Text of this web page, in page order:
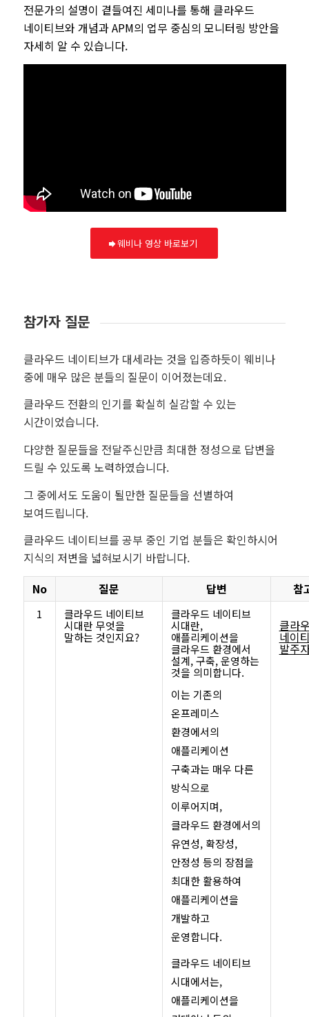
전문가의 설명이 곁들여진 세미나를 통해 클라우드
네이티브와 개념과 APM의 업무 중심의 모니터링 방안을
자세히 알 수 있습니다.
웨비나 영상 바로보기
참가자 질문
클라우드 네이티브가 대세라는 것을 입증하듯이 웨비나
중에 매우 많은 분들의 질문이 이어졌는데요.
클라우드 전환의 인기를 확실히 실감할 수 있는
시간이었습니다.
다양한 질문들을 전달주신만큼 최대한 정성으로 답변을
드릴 수 있도록 노력하였습니다.
그 중에서도 도움이 될만한 질문들을 선별하여
보여드립니다.
클라우드 네이티브를 공부 중인 기업 분들은 확인하시어
지식의 저변을 넓혀보시기 바랍니다.
No
질문 답변 참
1
클라우드 네이티브
시대란 무엇을
말하는 것인지요?
클라우드 네이티브
시대란,
애플리케이션을
클라우드 환경에서
설계, 구축, 운영하는
것을 의미합니다.
이는 기존의
온프레미스
환경에서의
애플리케이션
구축과는 매우 다른
방식으로
이루어지며,
클라우드 환경에서의
유연성, 확장성,
안정성 등의 장점을
최대한 활용하여
애플리케이션을
개발하고
운영합니다.
클라우드 네이티브
시대에서는,
애플리케이션을
클라
네이
발주